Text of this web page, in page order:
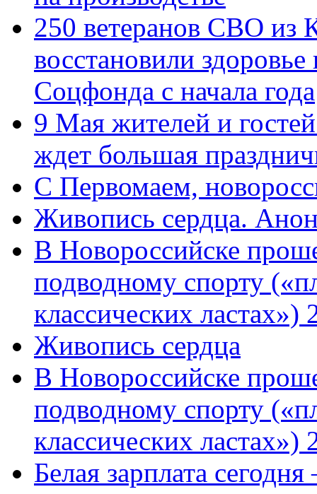
250 ветеранов СВО из
восстановили
Соцфонда с начала года
9 Мая жителей и
ждет большая
C Первомаем,
Живопись сердца.
В Новороссийске
подводному спорту
классических
Живопись сердца
В Новороссийске
подводному спорту
классических ластах»)
Белая зарплата